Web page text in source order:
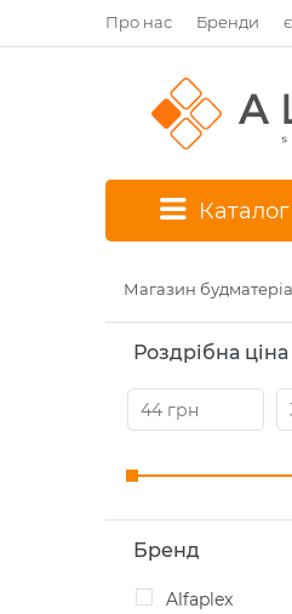
Про нас Бренди
Магазин
Роздрібна ціна
Бренд
Alfaplex